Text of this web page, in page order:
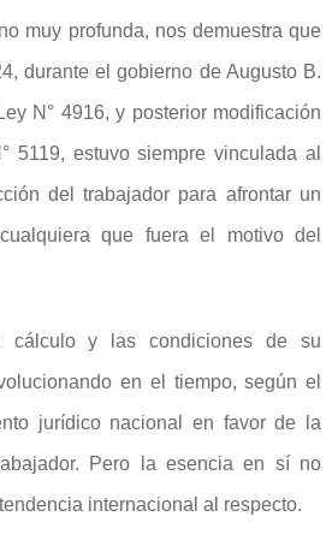
muy profunda, nos demuestra que
durante el gobierno de Augusto B.
N° 4916, y posterior modificación
5119, estuvo siempre vinculada al
del trabajador para afrontar un
que fuera el motivo del
cálculo y las condiciones de su
en el tiempo, según el
jurídico nacional en favor de la
Pero la esencia en sí no
internacional al respecto.